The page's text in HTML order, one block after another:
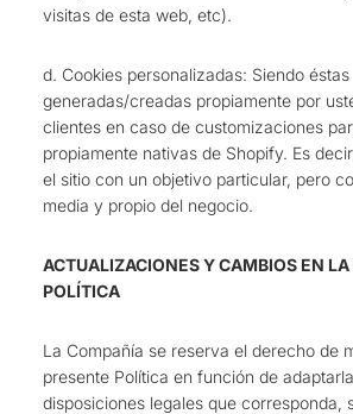
visitas de esta web, etc).
d. Cookies personalizadas: Siendo éstas
generadas/creadas propiamente por
clientes en caso de customizaciones
propiamente nativas de Shopify. Es
el sitio con un objetivo particular, pero
media y propio del negocio.
ACTUALIZACIONES Y CAMBIOS EN LA
POLÍTICA
La Compañía se reserva el derecho de
presente Política en función de
disposiciones legales que corresponda,